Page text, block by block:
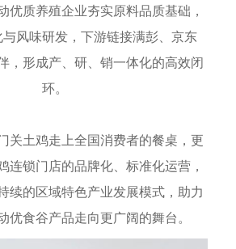
质养殖企业夯实原料品质基础，
风味研发，下游链接满彭、京东
，形成产、研、销一体化的高效闭
环。
关土鸡走上全国消费者的餐桌，更
连锁门店的品牌化、标准化运营，
续的区域特色产业发展模式，助力
优食谷产品走向更广阔的舞台。